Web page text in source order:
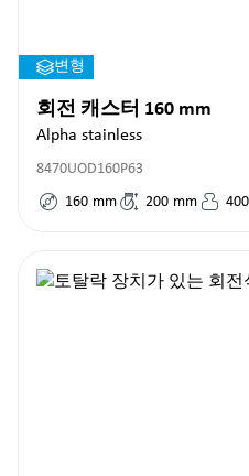
변형
회전 캐스터 160 mm
Alpha stainless
8470UOD160P63
160 mm 200 mm 400